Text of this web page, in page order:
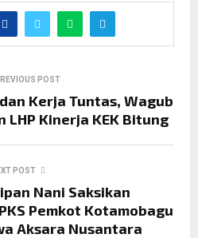
POST
Kerja Tuntas, Wagub
LHP Kinerja KEK Bitung
POST
Nani Saksikan
Pemkot Kotamobagu
Aksara Nusantara